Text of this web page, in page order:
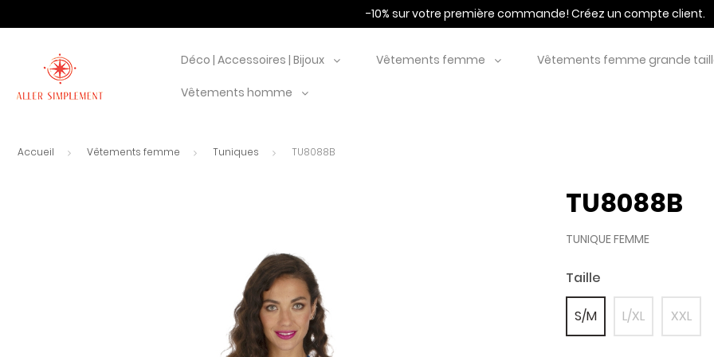
-10% sur votre première commande! Créez un compte client.
Déco | Accessoires | Bijoux Vêtements femme Vêtements femme grande
Vêtements homme
Accueil Vêtements femme Tuniques TU8088B
TU8088B
TUNIQUE FEMME
Taille
S/M L/XL XXL